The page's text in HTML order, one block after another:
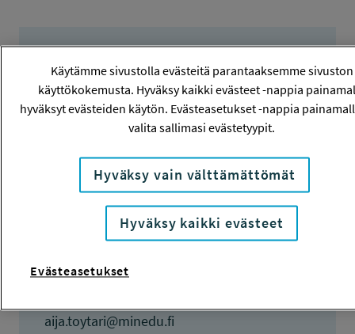
Hanketiedot
HANKENUMERO
Aija Töytäri
Aija Töytäri
LISÄTIETOJA
aija.toytari@minedu.fi
Käytämme sivustolla evästeitä parantaaksemme sivuston
käyttökokemusta. Hyväksy kaikki evästeet -nappia
hyväksyt evästeiden käytön. Evästeasetukset -nappia
valita sallimasi evästetyypit.
Hyväksy vain välttämättömät
Hyväksy kaikki evästeet
Evästeasetukset